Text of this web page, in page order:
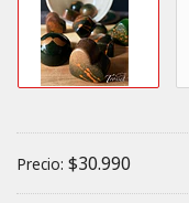
Precio: $30.990